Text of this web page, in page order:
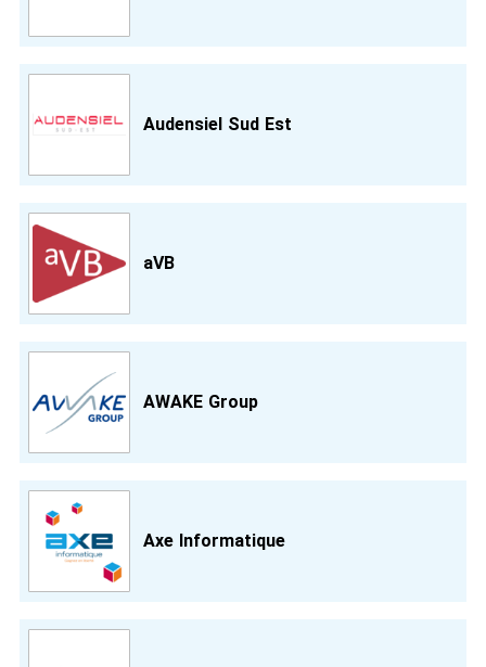
Audensiel Sud Est
aVB
AWAKE Group
Axe Informatique